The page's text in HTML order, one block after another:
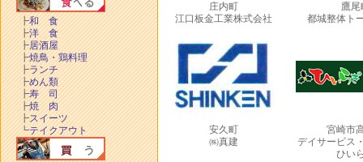
┣和 食
┣洋 食
┣居酒屋
┣焼鳥・鶏料理
┣ランチ
┣めん類
┣寿 司
┣焼 肉
┣スイーツ
┗テイクアウト
庄内町
江口板金工業株式会社
鷹尾
都城整体ト
安久町
㈱真建
宮崎市
デイサービス
ひい